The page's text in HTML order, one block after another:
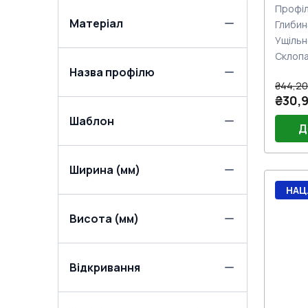
Матеріал
Назва профілю
Шаблон
Ширина (мм)
Висота (мм)
Відкривання